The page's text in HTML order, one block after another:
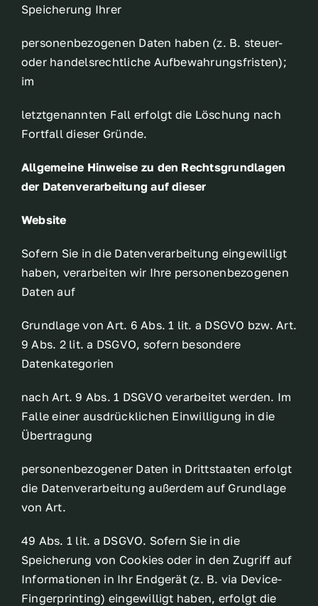
Speicherung Ihrer
personenbezogenen Daten haben (z. B. steuer-
oder handelsrechtliche Aufbewahrungsfristen);
im
letztgenannten Fall erfolgt die Löschung nach
Fortfall dieser Gründe.
Allgemeine Hinweise zu den Rechtsgrundlagen
der Datenverarbeitung auf dieser
Website
Sofern Sie in die Datenverarbeitung eingewilligt
haben, verarbeiten wir Ihre personenbezogenen
Daten auf
Grundlage von Art. 6 Abs. 1 lit. a DSGVO bzw. Art.
9 Abs. 2 lit. a DSGVO, sofern besondere
Datenkategorien
nach Art. 9 Abs. 1 DSGVO verarbeitet werden. Im
Falle einer ausdrücklichen Einwilligung in die
Übertragung
personenbezogener Daten in Drittstaaten erfolgt
die Datenverarbeitung außerdem auf Grundlage
von Art.
49 Abs. 1 lit. a DSGVO. Sofern Sie in die
Speicherung von Cookies oder in den Zugriff auf
Informationen in Ihr Endgerät (z. B. via Device-
Fingerprinting) eingewilligt haben, erfolgt die